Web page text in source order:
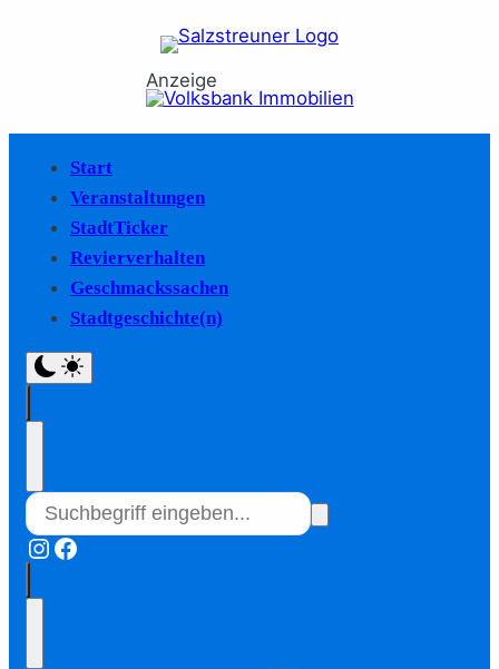
Anzeige
Start
Veranstaltungen
StadtTicker
Revierverhalten
Geschmackssachen
Stadtgeschichte(n)
Instagram
Facebook